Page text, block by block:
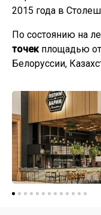
2015 года в
По состоянию на
точекплощадью
Белоруссии,